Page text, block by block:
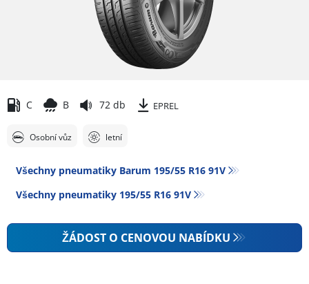
C B 72 db EPREL
Osobní vůz letní
Všechny pneumatiky Barum 195/55 R16 91V
Všechny pneumatiky‎ 195/55 R16 91V
ŽÁDOST O CENOVOU NABÍDKU